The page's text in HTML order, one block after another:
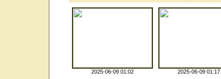
2025-06-09 01:02 2025-06-09 01:17